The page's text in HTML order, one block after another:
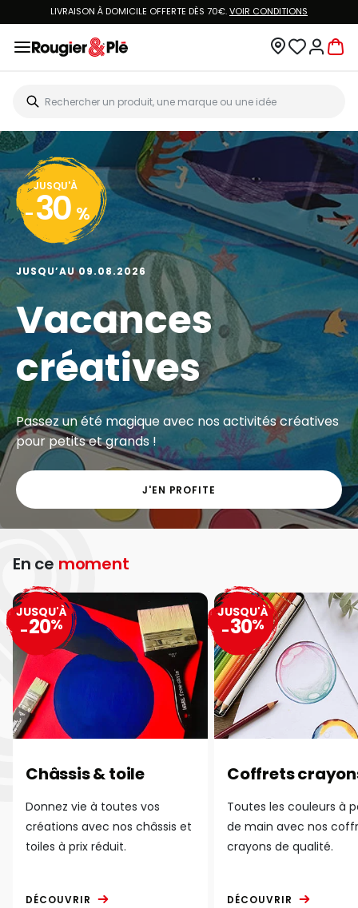
LIVRAISON À DOMICILE OFFERTE DÈS 70€.VOIR CONDITIONS
JUSQU'À
- 30 %
JUSQU’AU 09.08.2026
Vacances
créatives
Passez un été magique avec nos activités créatives
pour petits et grands !
J'EN PROFITE
En ce moment
Châssis & toile
Donnez vie à toutes vos
créations avec nos châssis et
toiles à prix réduit.
DÉCOUVRIR
JUSQU'À
-20%
Coffrets
Toutes les couleurs à
de main avec nos
crayons de qualité.
DÉCOUVRIR
JUSQU'À
-30%